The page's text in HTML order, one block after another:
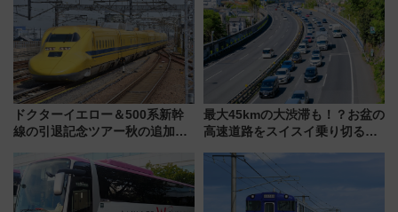
年7月23日開業）
解説！
ドクターイエロー＆500系新幹
線の引退記念ツアー秋の追加企
ホテル情報まとめ
最大45kmの大渋滞も！？お盆の
高速道路をスイスイ乗り切る快